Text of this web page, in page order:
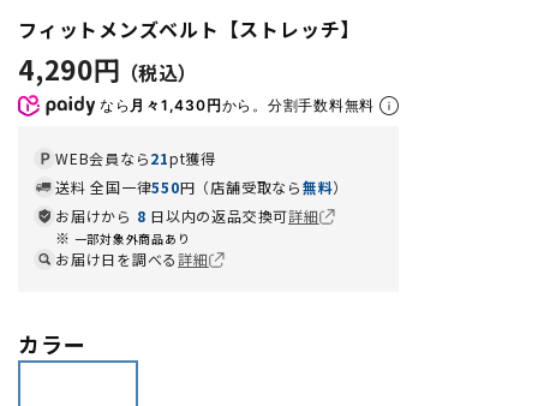
フィットメンズベルト【ストレッチ】
4,290円
なら 月々1,430円から。分割手数料無料
WEB会員なら21pt獲得
送料 全国一律550円（店舗受取なら無料）
お届けから 8 日以内の返品交換可詳細
一部対象外商品あり
お届け日を調べる詳細
カラー